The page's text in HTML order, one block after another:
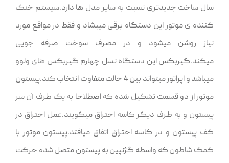
سال ساخت جدیدتری نسبت به سایر مدل ها دارد.سیستم خنک
کننده ی موتور این دستگاه برقی میبشاد و فقط در مواقع مورد
نیاز روشن میشود و در مصرف سوخت صرفه جویی
میکند.گیربکس این دستگاه نسل چهارم گیربکس های ولوو
میباشد و اپراتور میتواند بین 4 حالت متفاوت انتخاب کند.پيستون
موتور از دو قسمت تشکيل شده که اصطلاحا به يک طرف آن سر
پيستون و به طرف ديگر کاسه احتراق ميگويند.عمل احتراق در
کف پيستون و در کاسه احتراق اتفاق ميافتد.پيستون موتور با
کمک شاطون که واسطه گژنپين به پيستون متصل شده حرکت